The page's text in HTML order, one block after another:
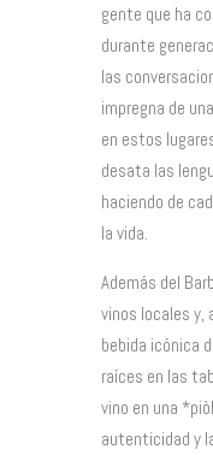
gente que ha
durante
las
impregna de
en estos
desata las
haciendo de
la vida.
Además del
vinos locales y,
bebida icónica
raíces en las
vino en una
autenticidad y